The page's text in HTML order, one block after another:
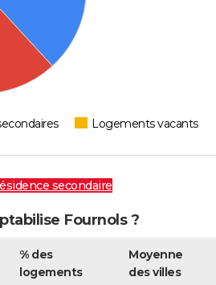
Logements vacants
secondaire
Fournols ?
% des
logements
Moyenne
des villes